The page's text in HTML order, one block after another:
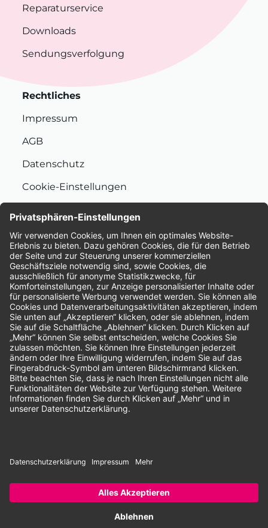
Reparaturservice
Downloads
Sendungsverfolgung
Rechtliches
Impressum
AGB
Datenschutz
Cookie-Einstellungen
Bewertungen
Unsere Zahlungsarten:
Rechnung SEPA-Lastschrift Vorkasse